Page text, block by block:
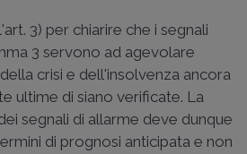
3) per chiarire che i segnali
3 servono ad agevolare
crisi e dell'insolvenza ancora
ultime di siano verificate. La
segnali di allarme deve dunque
di prognosi anticipata e non